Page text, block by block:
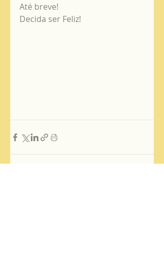
Até breve!
Decida ser Feliz!